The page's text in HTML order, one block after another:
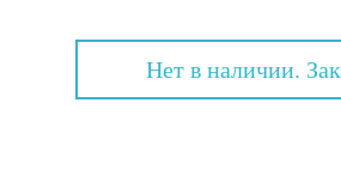
Нет в наличии.